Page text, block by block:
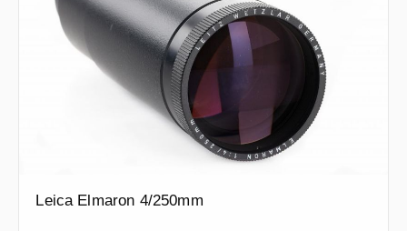
Leica Elmaron 4/250mm